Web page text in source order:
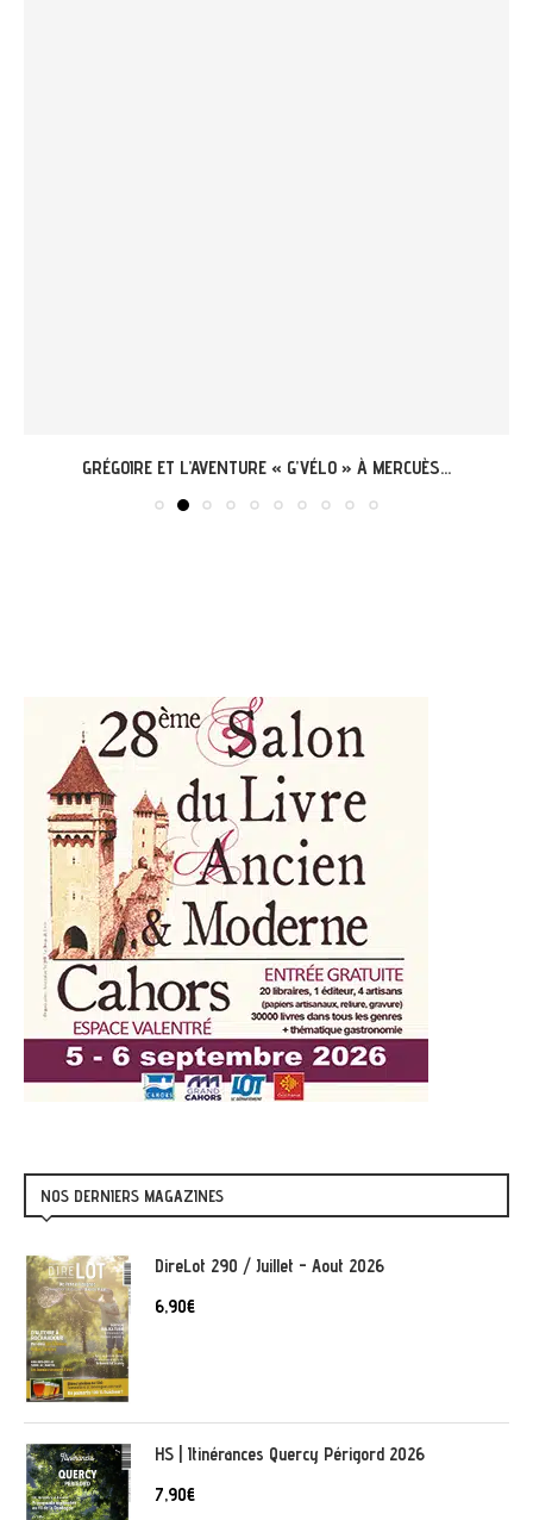
GRÉGOIRE ET L’AVENTURE « G’VÉLO » À MERCUÈS...
NOS DERNIERS MAGAZINES
DireLot 290 / Juillet - Aout 2026
6,90€
HS | Itinérances Quercy Périgord 2026
7,90€